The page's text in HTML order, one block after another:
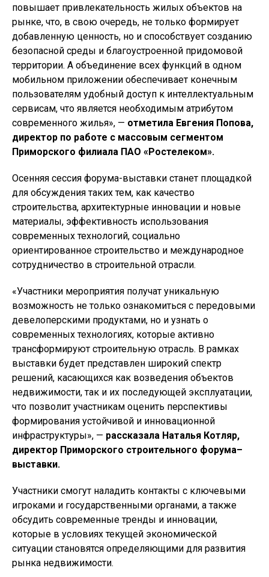
повышает привлекательность жилых объектов на
рынке, что, в свою очередь, не только формирует
добавленную ценность, но и способствует созданию
безопасной среды и благоустроенной придомовой
территории. А объединение всех функций в одном
мобильном приложении обеспечивает конечным
пользователям удобный доступ к интеллектуальным
сервисам, что является необходимым атрибутом
современного жилья», — отметила Евгения Попова,
директор по работе с массовым сегментом
Приморского филиала ПАО «Ростелеком».
Осенняя сессия форума-выставки станет площадкой
для обсуждения таких тем, как качество
строительства, архитектурные инновации и новые
материалы, эффективность использования
современных технологий, социально
ориентированное строительство и международное
сотрудничество в строительной отрасли.
«Участники мероприятия получат уникальную
возможность не только ознакомиться с передовыми
девелоперскими продуктами, но и узнать о
современных технологиях, которые активно
трансформируют строительную отрасль. В рамках
выставки будет представлен широкий спектр
решений, касающихся как возведения объектов
недвижимости, так и их последующей эксплуатации,
что позволит участникам оценить перспективы
формирования устойчивой и инновационной
инфраструктуры», — рассказала Наталья Котляр,
директор Приморского строительного форума–
выставки.
Участники смогут наладить контакты с ключевыми
игроками и государственными органами, а также
обсудить современные тренды и инновации,
которые в условиях текущей экономической
ситуации становятся определяющими для развития
рынка недвижимости.